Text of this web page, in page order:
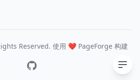
Reserved. 使用 ❤️ PageForge 构建